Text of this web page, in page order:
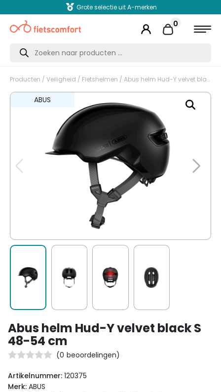
Grote selectie uit A-merken
0
Producten
zoeken
Producten / Veiligheid / Fietshelmen / Abus helm Hud-Y velvet black S 48-54 cm
ABUS
Abus helm Hud-Y velvet black S
48-54 cm
(0 beoordelingen)
Artikelnummer: 120375
Merk: ABUS